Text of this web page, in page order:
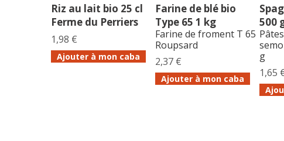
Riz au lait bio 25 cl
Ferme du Perriers
1,98 €
Ajouter à mon caba
Farine de blé bio
Type 65 1 kg
Farine de froment T 65
Roupsard
2,37 €
Ajouter à mon caba
500
g
1,65